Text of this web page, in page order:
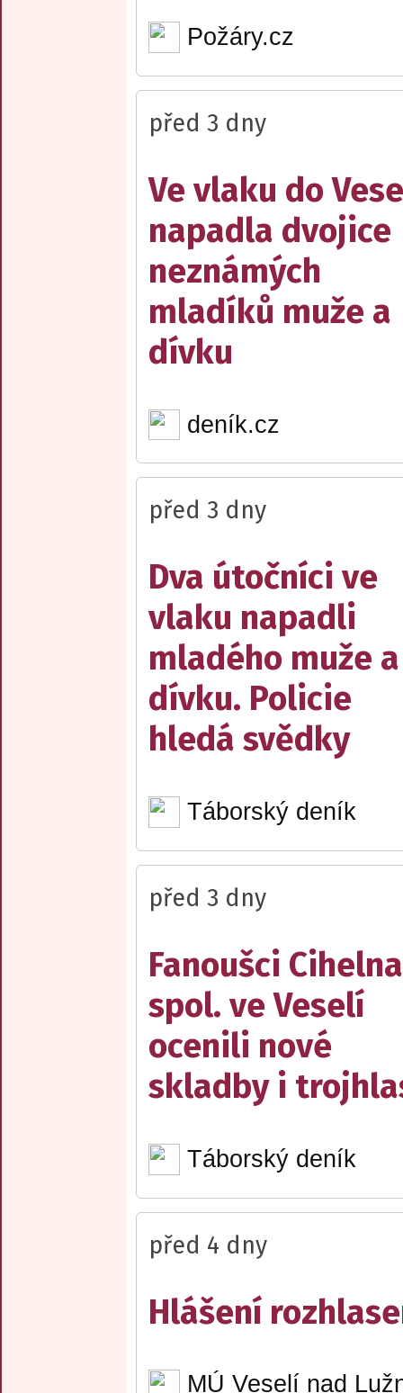
Požáry.cz
před 3 dny
Ve vlaku do
napadla dvojice
neznámých
mladíků muže a
dívku
deník.cz
před 3 dny
Dva útočníci ve
vlaku napadli
mladého muže a
dívku. Policie
hledá svědky
Táborský deník
před 3 dny
Fanoušci
spol. ve Veselí
ocenili nové
skladby i
Táborský deník
před 4 dny
Hlášení
MÚ Veselí nad